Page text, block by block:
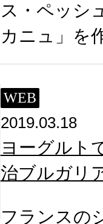
ス・ペッシ
カニュ」を
WEB
2019.03.18
ヨーグルト
治ブルガリ
フランスの